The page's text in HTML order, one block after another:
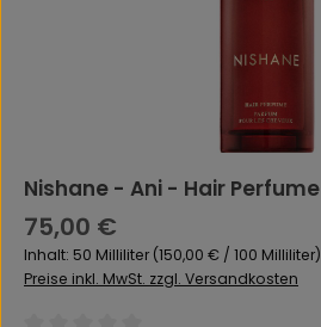
Nishane - Ani - Hair Perfume
Regulärer Preis:
75,00 €
Inhalt: 50 Milliliter (150,00 € / 100 Milliliter)
Preise inkl. MwSt. zzgl. Versandkosten